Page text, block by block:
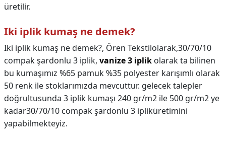
üretilir.
Iki iplik kumaş ne demek?
Iki iplik kumaş ne demek?, Ören Tekstilolarak,30/70/10
compak şardonlu 3 iplik, vanize 3 iplik olarak ta bilinen
bu kumaşımız %65 pamuk %35 polyester karışımlı olarak
50 renk ile stoklarımızda mevcuttur. gelecek talepler
doğrultusunda 3 iplik kumaşı 240 gr/m2 ile 500 gr/m2 ye
kadar30/70/10 compak şardonlu 3 ipliküretimini
yapabilmekteyiz.